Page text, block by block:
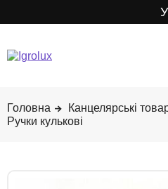
Канцелярські
Ручки кулькові